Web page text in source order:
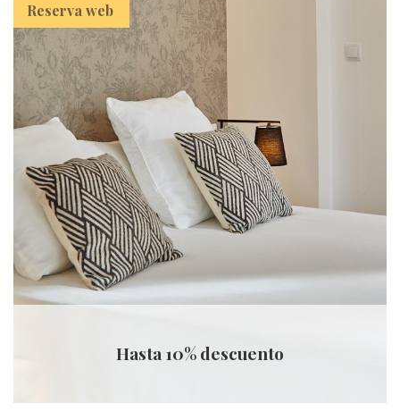
Hasta 10% descuento
Reserva web